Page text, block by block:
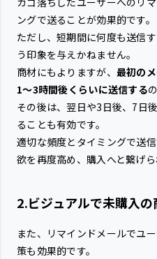
ングで送ることが効果的です。
ただし、短期間に何度も送信
う印象を与えかねません。
商材にもよりますが、 最初の
1〜3時間後くらいに送信する
その後は、翌日や3日後、7日
ることも有効です。
適切な頻度とタイミングで送
欲を再度高め、購入へと繋げら
2.ビジュアルで未購入
また、リマインドメールでユ
策も効果的です。